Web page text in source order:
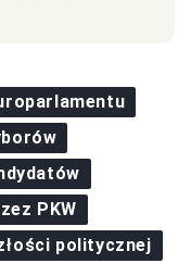
PKW
politycznej